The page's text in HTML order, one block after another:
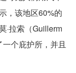
，该地区60%的
·拉索（Guillerm
个庇护所，并且